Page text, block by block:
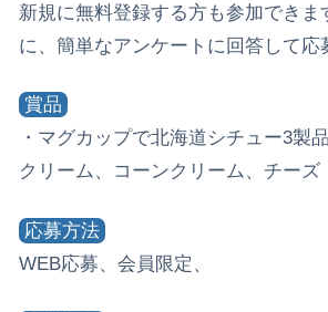
新規に無料登録する方も参加できま
に、簡単なアンケートに回答して応
賞品
・マグカップで北海道シチュー3製
クリーム、コーンクリーム、チーズ
応募方法
WEB応募、会員限定、